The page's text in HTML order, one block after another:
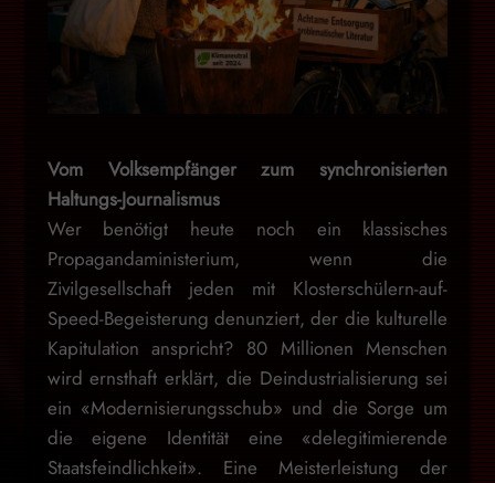
Vom Volksempfänger zum synchronisierten
Haltungs-Journalismus
Wer benötigt heute noch ein klassisches
Propagandaministerium, wenn die
Zivilgesellschaft jeden mit Klosterschülern-auf-
Speed-Begeisterung denunziert, der die kulturelle
Kapitulation anspricht? 80 Millionen Menschen
wird ernsthaft erklärt, die Deindustrialisierung sei
ein «Modernisierungsschub» und die Sorge um
die eigene Identität eine «delegitimierende
Staatsfeindlichkeit». Eine Meisterleistung der